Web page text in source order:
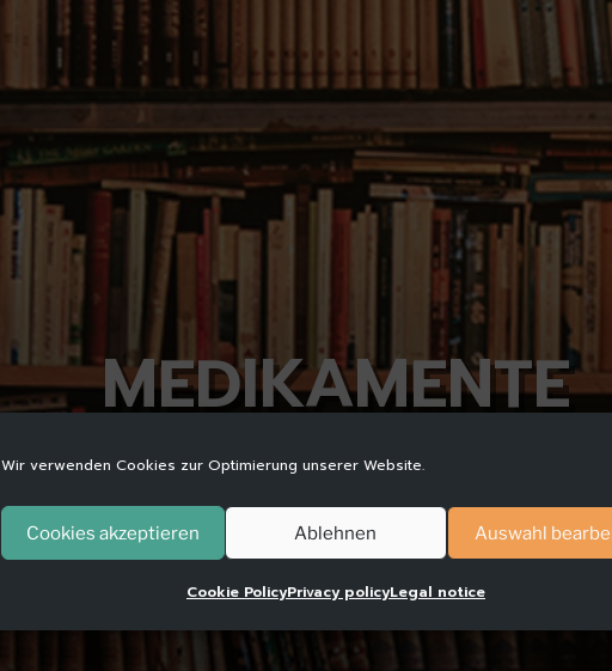
Wir verwenden Cookies zur Optimierung unserer Website.
Cookies akzeptieren Ablehnen Auswahl
Cookie PolicyPrivacy policyLegal notice
MEDIKAMENTE